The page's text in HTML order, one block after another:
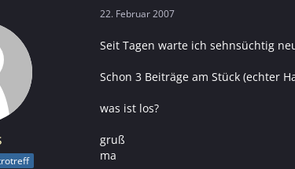
22. Februar 2007
Seit Tagen warte ich sehnsüchtig
Schon 3 Beiträge am Stück (echter
was ist los?
gruß
ma